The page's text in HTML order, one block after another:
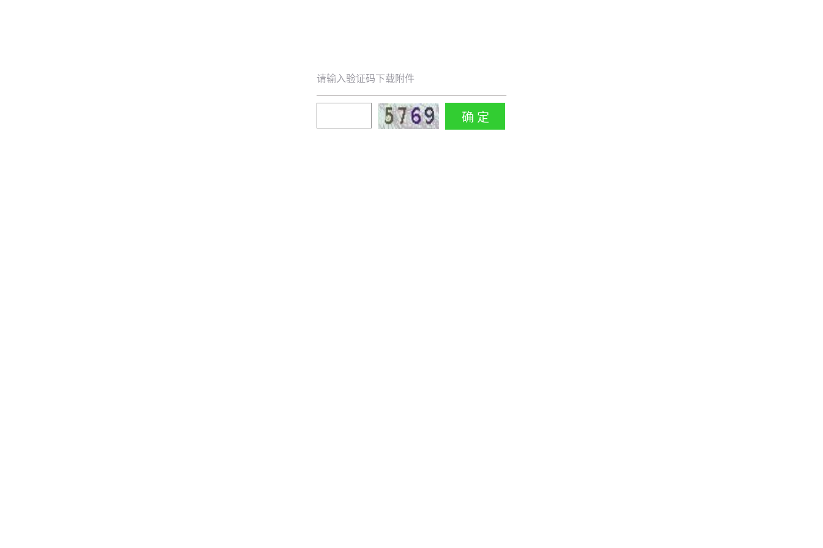
请输入验证码下载附件